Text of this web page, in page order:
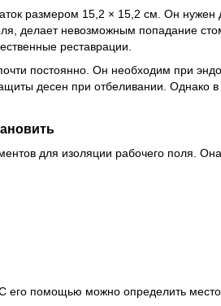
размером 15,2 × 15,2 см. Он нужен
делает невозможным попадание
реставрации.
постоянно. Он необходим при
десен при отбеливании.
для изоляции рабочего поля.
его помощью можно определить место